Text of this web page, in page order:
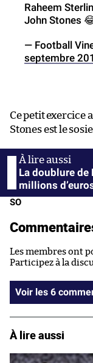
Raheem
John Stones
— Football
septembre
Ce petit exercice
Stones est le
La doublure de
millions
SO
Les membres ont
Participez à la
Voir les 6
À lire aussi